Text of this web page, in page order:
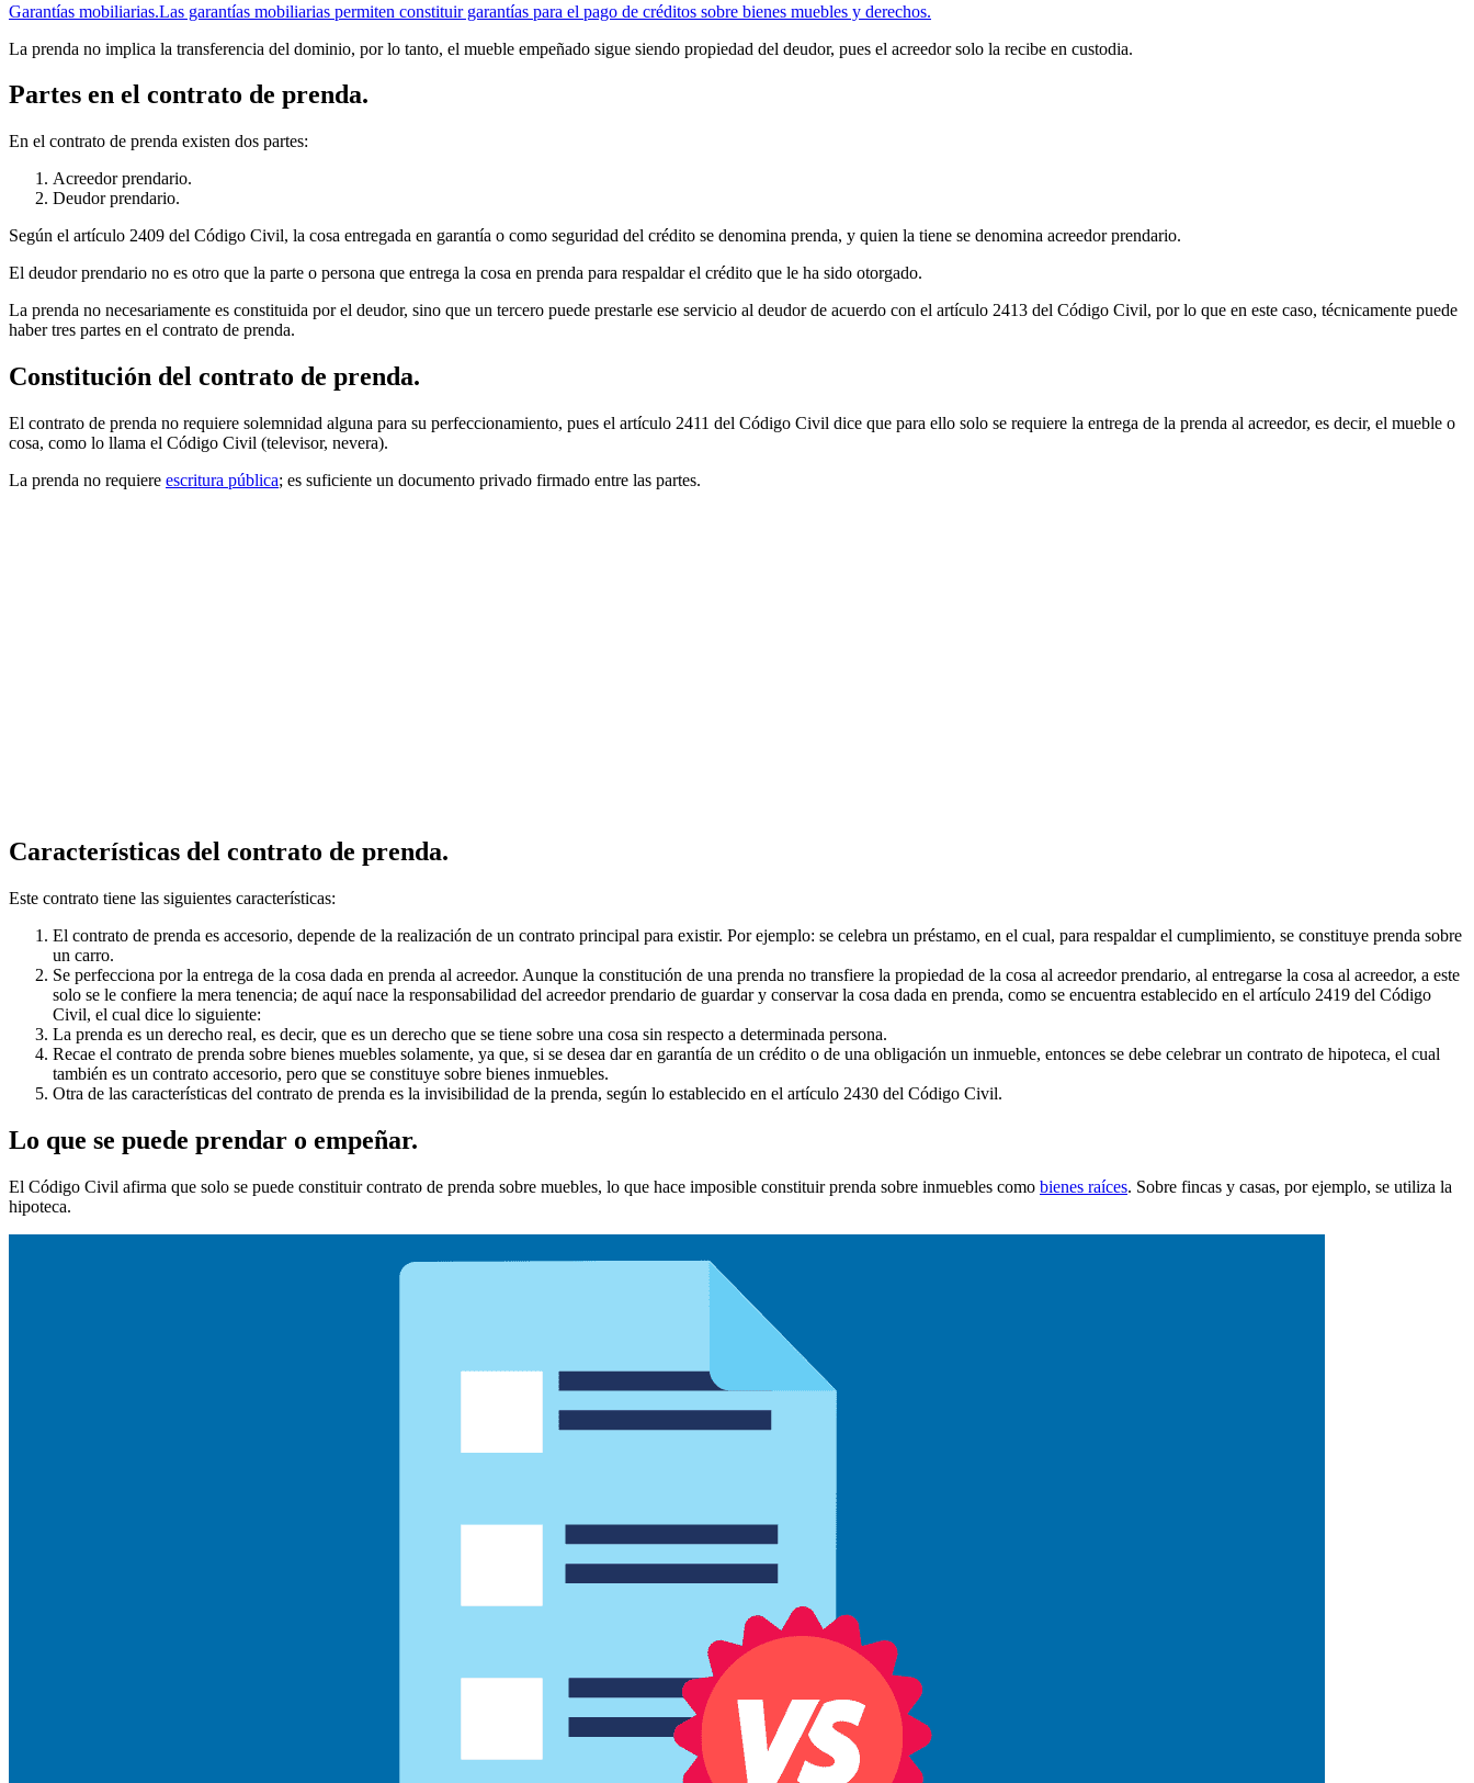
Garantías mobiliarias.Las garantías mobiliarias permiten constituir garantías para el pago de créditos sobre bienes muebles y derechos.
La prenda no implica la transferencia del dominio, por lo tanto, el mueble empeñado sigue siendo propiedad del deudor, pues el acreedor solo la recibe en custodia.
Partes en el contrato de prenda.
En el contrato de prenda existen dos partes:
Acreedor prendario.
Deudor prendario.
Según el artículo 2409 del Código Civil, la cosa entregada en garantía o como seguridad del crédito se denomina prenda, y quien la tiene se denomina acreedor prendario.
El deudor prendario no es otro que la parte o persona que entrega la cosa en prenda para respaldar el crédito que le ha sido otorgado.
La prenda no necesariamente es constituida por el deudor, sino que un tercero puede prestarle ese servicio al deudor de acuerdo con el artículo 2413 del Código Civil, por lo que en este caso, técnicamente puede
haber tres partes en el contrato de prenda.
Constitución del contrato de prenda.
El contrato de prenda no requiere solemnidad alguna para su perfeccionamiento, pues el artículo 2411 del Código Civil dice que para ello solo se requiere la entrega de la prenda al acreedor, es decir, el mueble o
cosa, como lo llama el Código Civil (televisor, nevera).
La prenda no requiere escritura pública; es suficiente un documento privado firmado entre las partes.
Características del contrato de prenda.
Este contrato tiene las siguientes características:
El contrato de prenda es accesorio, depende de la realización de un contrato principal para existir. Por ejemplo: se celebra un préstamo, en el cual, para respaldar el cumplimiento, se constituye prenda sobre
un carro.
Se perfecciona por la entrega de la cosa dada en prenda al acreedor. Aunque la constitución de una prenda no transfiere la propiedad de la cosa al acreedor prendario, al entregarse la cosa al acreedor, a este
solo se le confiere la mera tenencia; de aquí nace la responsabilidad del acreedor prendario de guardar y conservar la cosa dada en prenda, como se encuentra establecido en el artículo 2419 del Código
Civil, el cual dice lo siguiente:
La prenda es un derecho real, es decir, que es un derecho que se tiene sobre una cosa sin respecto a determinada persona.
Recae el contrato de prenda sobre bienes muebles solamente, ya que, si se desea dar en garantía de un crédito o de una obligación un inmueble, entonces se debe celebrar un contrato de hipoteca, el cual
también es un contrato accesorio, pero que se constituye sobre bienes inmuebles.
Otra de las características del contrato de prenda es la invisibilidad de la prenda, según lo establecido en el artículo 2430 del Código Civil.
Lo que se puede prendar o empeñar.
El Código Civil afirma que solo se puede constituir contrato de prenda sobre muebles, lo que hace imposible constituir prenda sobre inmuebles como bienes raíces. Sobre fincas y casas, por ejemplo, se utiliza la
hipoteca.